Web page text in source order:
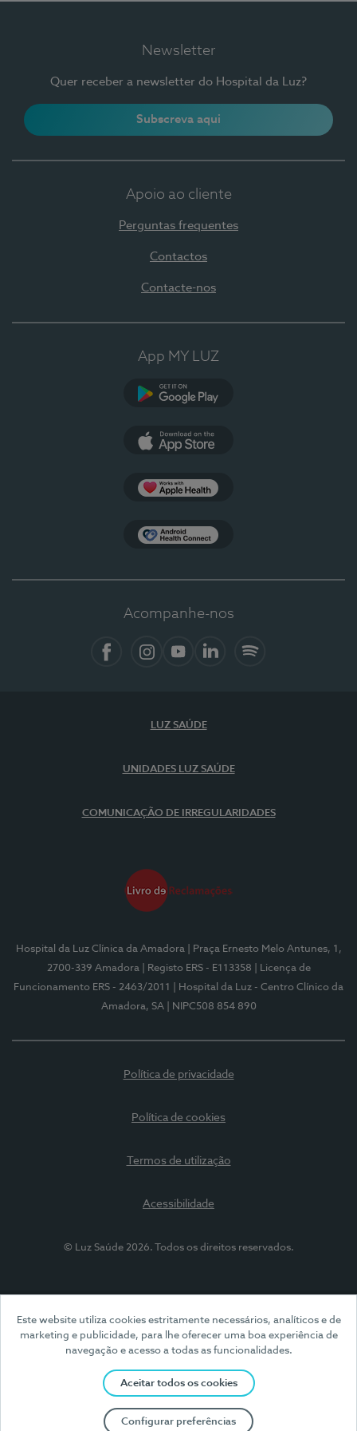
Este website utiliza cookies estritamente necessários, analíticos e de
marketing e publicidade, para lhe oferecer uma boa experiência de
navegação e acesso a todas as funcionalidades.
Aceitar todos os cookies
Configurar preferências
Newsletter
Quer receber a newsletter do Hospital da Luz?
Subscreva aqui
Apoio ao cliente
Perguntas frequentes
Contactos
Contacte-nos
App MY LUZ
Acompanhe-nos
LUZ SAÚDE
UNIDADES LUZ SAÚDE
COMUNICAÇÃO DE IRREGULARIDADES
Hospital da Luz Clínica da Amadora
| Praça Ernesto Melo Antunes, 1,
2700-339 Amadora
| Registo ERS - E113358
| Licença de
Funcionamento ERS - 2463/2011
| Hospital da Luz - Centro Clínico da
Amadora, SA
| NIPC508 854 890
Política de privacidade
Política de cookies
Termos de utilização
Acessibilidade
© Luz Saúde 2026. Todos os direitos reservados.